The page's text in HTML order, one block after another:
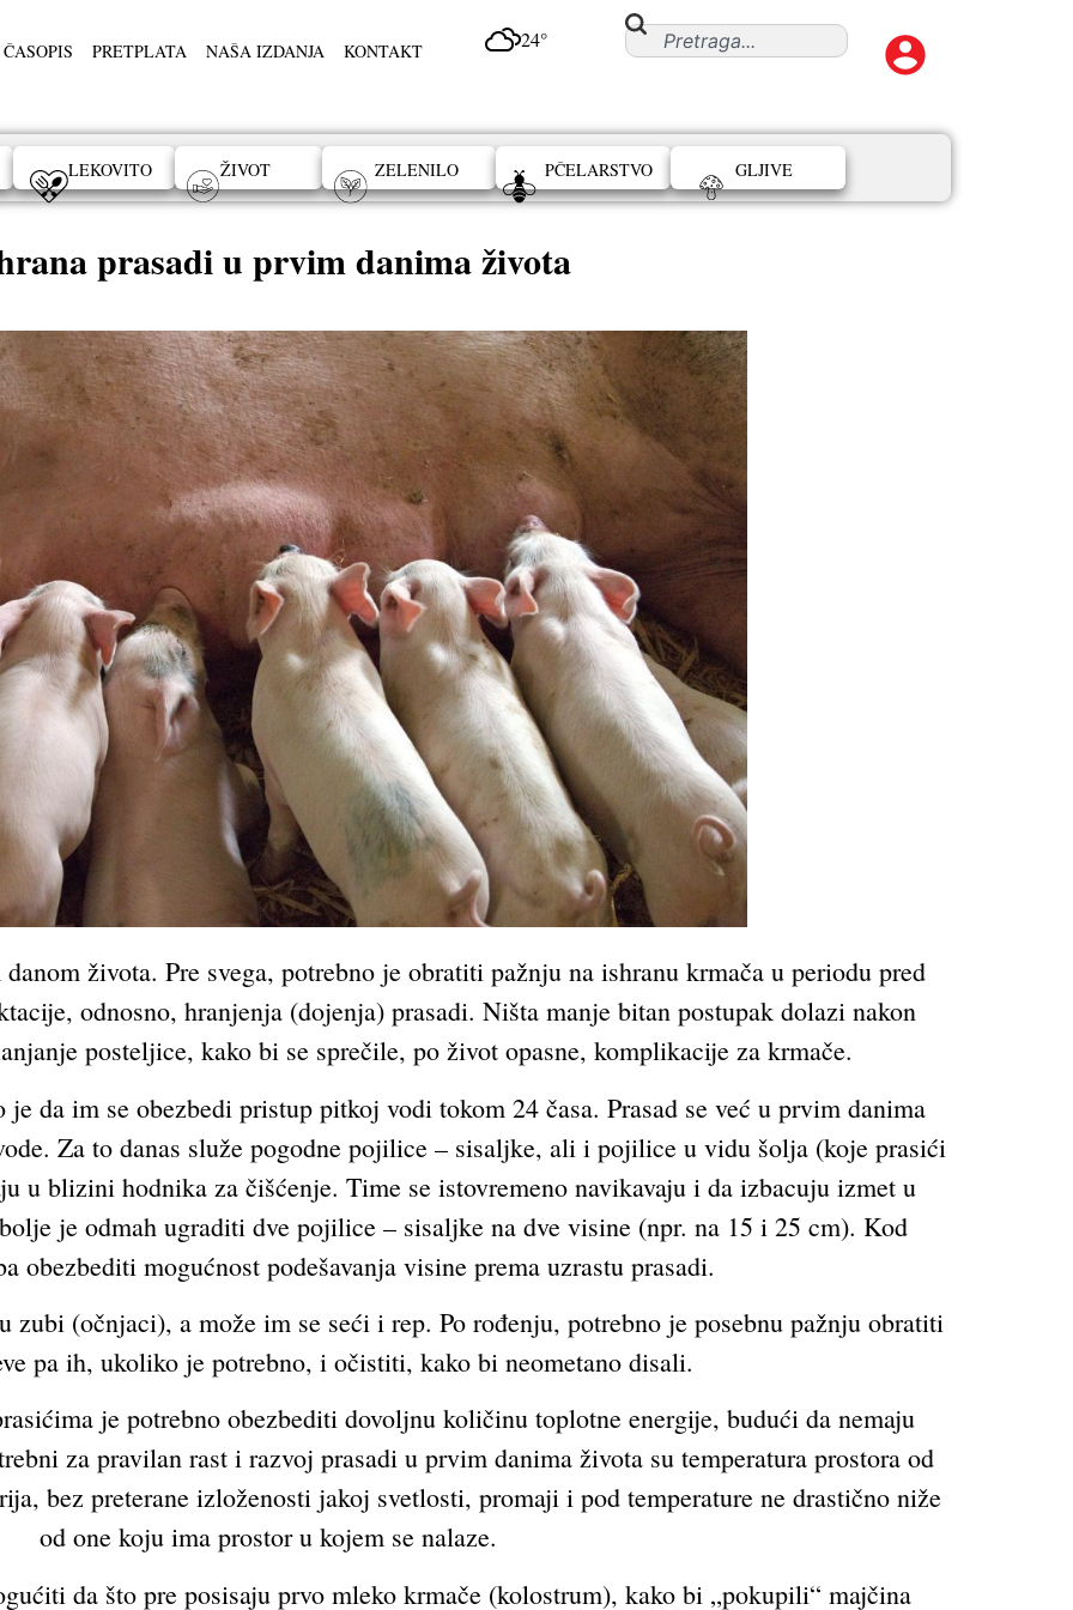
PRETPLATA NAŠA IZDANJA KONTAKT 24°
LEKOVITO ŽIVOT ZELENILO PČELARSTVO GLJIVE
prasadi u prvim danima života
života. Pre svega, potrebno je obratiti pažnju na ishranu krmača u periodu pred
odnosno, hranjenja (dojenja) prasadi. Ništa manje bitan postupak dolazi nakon
posteljice, kako bi se sprečile, po život opasne, komplikacije za krmače.
da im se obezbedi pristup pitkoj vodi tokom 24 časa. Prasad se već u prvim danima
Za to danas služe pogodne pojilice – sisaljke, ali i pojilice u vidu šolja (koje prasići
u blizini hodnika za čišćenje. Time se istovremeno navikavaju i da izbacuju izmet u
je odmah ugraditi dve pojilice – sisaljke na dve visine (npr. na 15 i 25 cm). Kod
obezbediti mogućnost podešavanja visine prema uzrastu prasadi.
zubi (očnjaci), a može im se seći i rep. Po rođenju, potrebno je posebnu pažnju obratiti
pa ih, ukoliko je potrebno, i očistiti, kako bi neometano disali.
je potrebno obezbediti dovoljnu količinu toplotne energije, budući da nemaju
za pravilan rast i razvoj prasadi u prvim danima života su temperatura prostora od
bez preterane izloženosti jakoj svetlosti, promaji i pod temperature ne drastično niže
od one koju ima prostor u kojem se nalaze.
da što pre posisaju prvo mleko krmače (kolostrum), kako bi „pokupili“ majčina